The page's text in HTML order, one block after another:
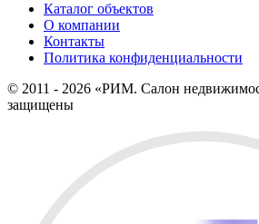
Каталог объектов
О компании
Контакты
Политика конфиденциальности
© 2011 - 2026 «РИМ. Салон
защищены